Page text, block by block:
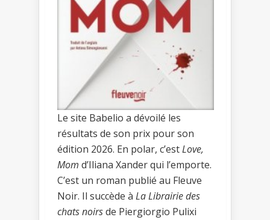
Le site Babelio a dévoilé les
résultats de son prix pour son
édition 2026. En polar, c’estLove,
Mom d’Iliana Xander qui l’emporte.
C’est un roman publié au Fleuve
Noir. Il succède à La Librairie des
chats noirsde Piergiorgio Pulixi